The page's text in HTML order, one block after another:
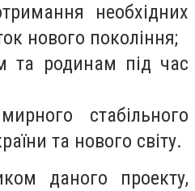
необхідних
нового покоління;
та родинам під час
стабільного
та нового світу.
даного проекту,